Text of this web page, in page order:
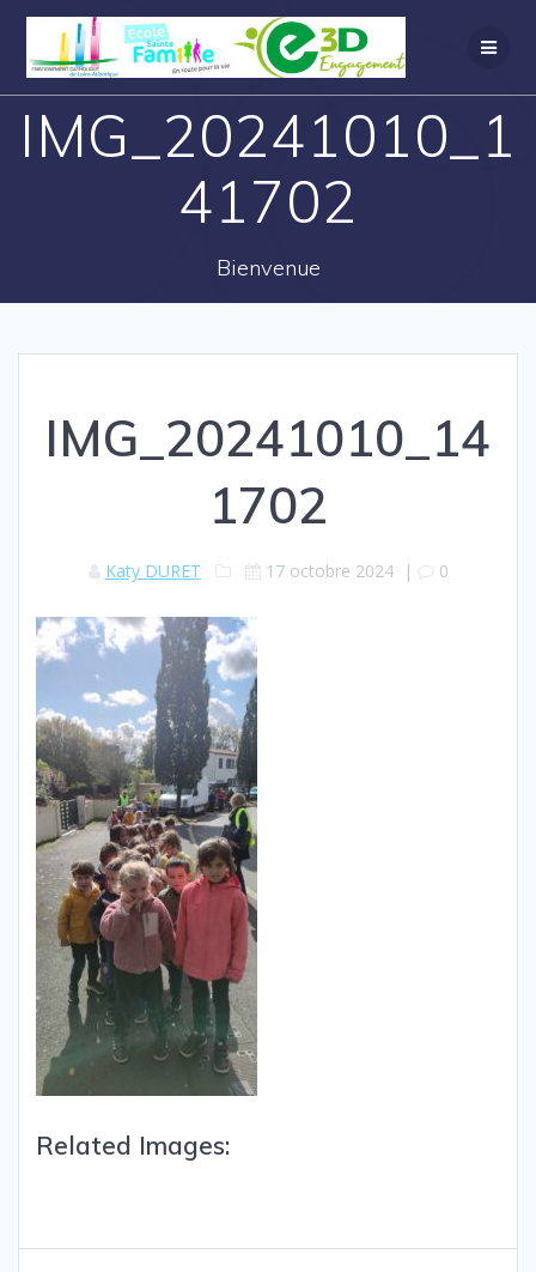
IMG_20241010_1
41702
Bienvenue
IMG_20241010_14
1702
Katy DURET 17 octobre 2024| 0
Related Images: